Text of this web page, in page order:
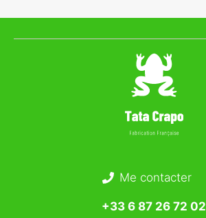
Me contacter
+33 6 87 26 72 02